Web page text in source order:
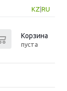
KZ RU
Корзина
пуста